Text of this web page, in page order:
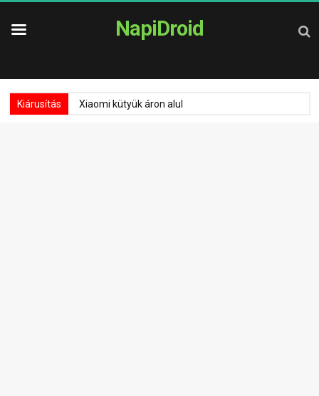
NapiDroid
Kiárusítás Xiaomi kütyük áron alul